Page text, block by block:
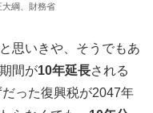
綱、財務省
思いきや、そうでもあ
間が10年延長される
った復興税が2047年